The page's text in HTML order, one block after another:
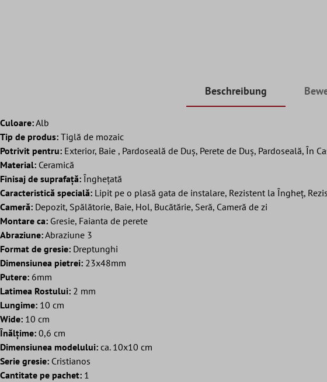
Beschreibung
Culoare:Alb
Tip de produs: Tiglă de mozaic
Potrivit pentru: Exterior, Baie , Pardoseală de Duș, Perete de Duș, Pardoseală, În
Material: Ceramică
Finisaj de suprafață: Înghețată
Caracteristică specială: Lipit pe o plasă gata de instalare, Rezistent la Îngheț,
Cameră: Depozit, Spălătorie, Baie, Hol, Bucătărie, Seră, Cameră de zi
Montare ca: Gresie, Faianta de perete
Abraziune:Abraziune 3
Format de gresie: Dreptunghi
Dimensiunea pietrei: 23x48mm
Putere: 6mm
Latimea Rostului: 2 mm
Lungime: 10 cm
Wide: 10 cm
Înălțime: 0,6 cm
Dimensiunea modelului: ca. 10x10 cm
Serie gresie: Cristianos
Cantitate pe pachet: 1